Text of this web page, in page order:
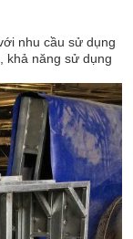
nhu cầu sử dụng
khả năng sử dụng